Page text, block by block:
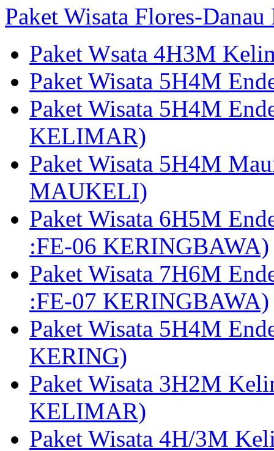
Paket Wisata Flores-
Paket Wsata 4H3M
Paket Wisata 5H4M
Paket Wisata 5H4M
KELIMAR)
Paket Wisata 5H4M
MAUKELI)
Paket Wisata 6H5M
:FE-06 KERINGBAWA)
Paket Wisata 7H6M
:FE-07 KERINGBAWA)
Paket Wisata 5H4M
KERING)
Paket Wisata 3H2M
KELIMAR)
Paket Wisata 4H/3M